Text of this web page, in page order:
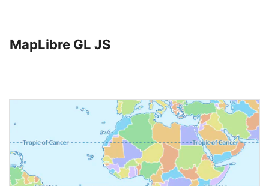
MapLibre GL JS